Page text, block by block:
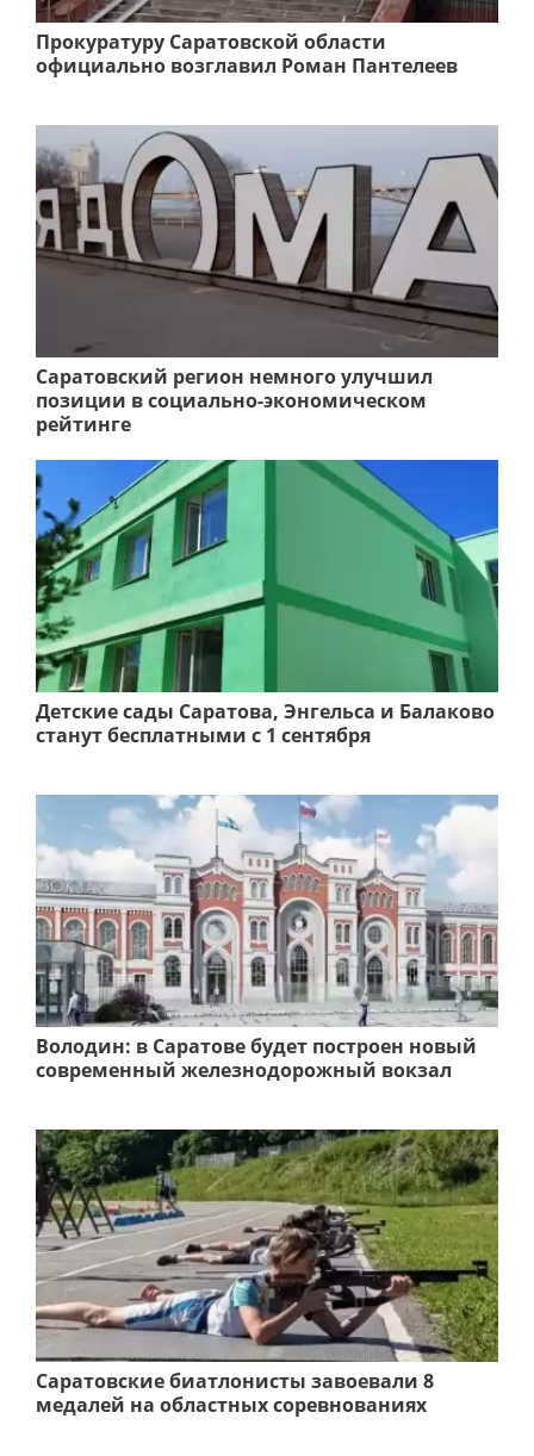
Прокуратуру Саратовской области
официально возглавил Роман Пантелеев
Саратовский регион немного улучшил
позиции в социально-экономическом
рейтинге
Детские сады Саратова, Энгельса и Балаково
станут бесплатными с 1 сентября
Володин: в Саратове будет построен новый
современный железнодорожный вокзал
Саратовские биатлонисты завоевали 8
медалей на областных соревнованиях